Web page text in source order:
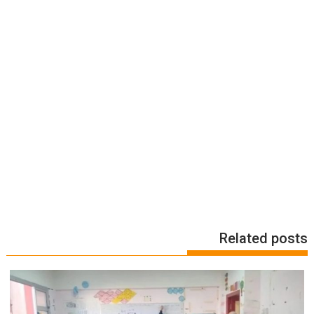
Related posts